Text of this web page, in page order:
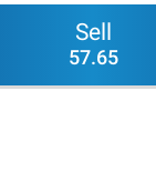
Sell
57.65